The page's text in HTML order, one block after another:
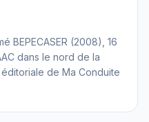
BEPECASER (2008), 16
dans le nord de la
de Ma Conduite